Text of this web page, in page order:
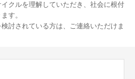
クルを理解していただき、社会に根付
す。
討されている方は、ご連絡いただけま